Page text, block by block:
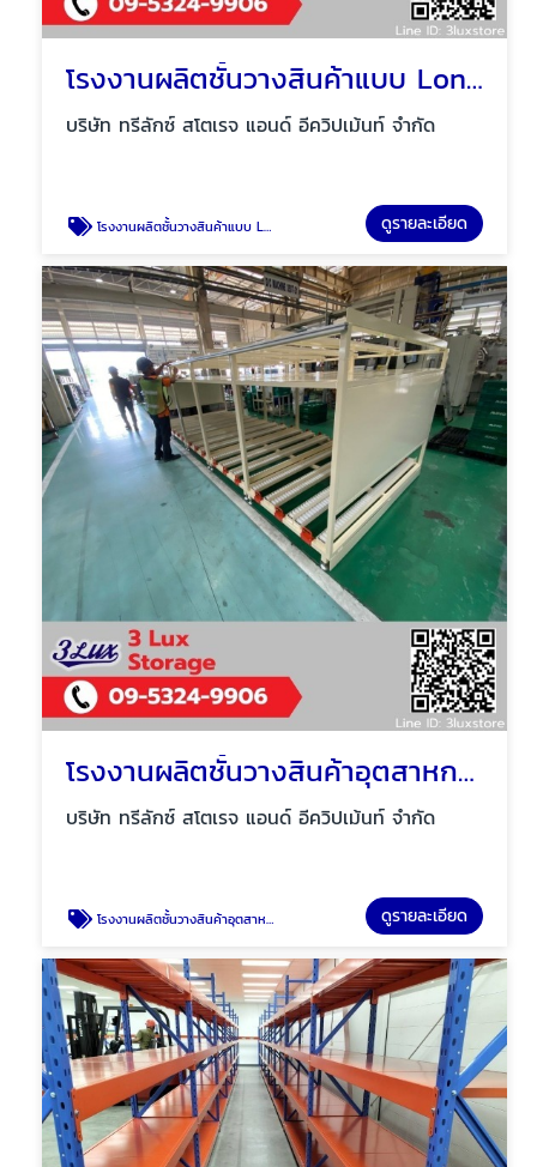
โรงงานผลิตชั้นวางสินค้าแบบ Long span shelf
บริษัท ทรีลักซ์ สโตเรจ แอนด์ อีควิปเม้นท์ จำกัด
โรงงานผลิตชั้นวางสินค้าแบบ Long span shelf ดูรายละเอียด
โรงงานผลิตชั้นวางสินค้าอุตสาหกรรม Made to order
บริษัท ทรีลักซ์ สโตเรจ แอนด์ อีควิปเม้นท์ จำกัด
โรงงานผลิตชั้นวางสินค้าอุตสาหกรรม Made to order ดูรายละเอียด